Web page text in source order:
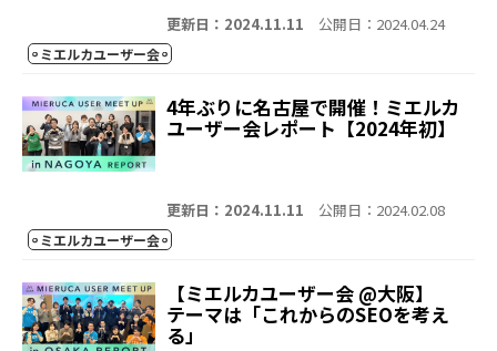
更新日：2024.11.11 公開日：2024.04.24
ミエルカユーザー会
4年ぶりに名古屋で開催！ミエルカ
ユーザー会レポート【2024年初】
更新日：2024.11.11 公開日：2024.02.08
ミエルカユーザー会
【ミエルカユーザー会 @大阪】
テーマは「これからのSEOを考え
る」